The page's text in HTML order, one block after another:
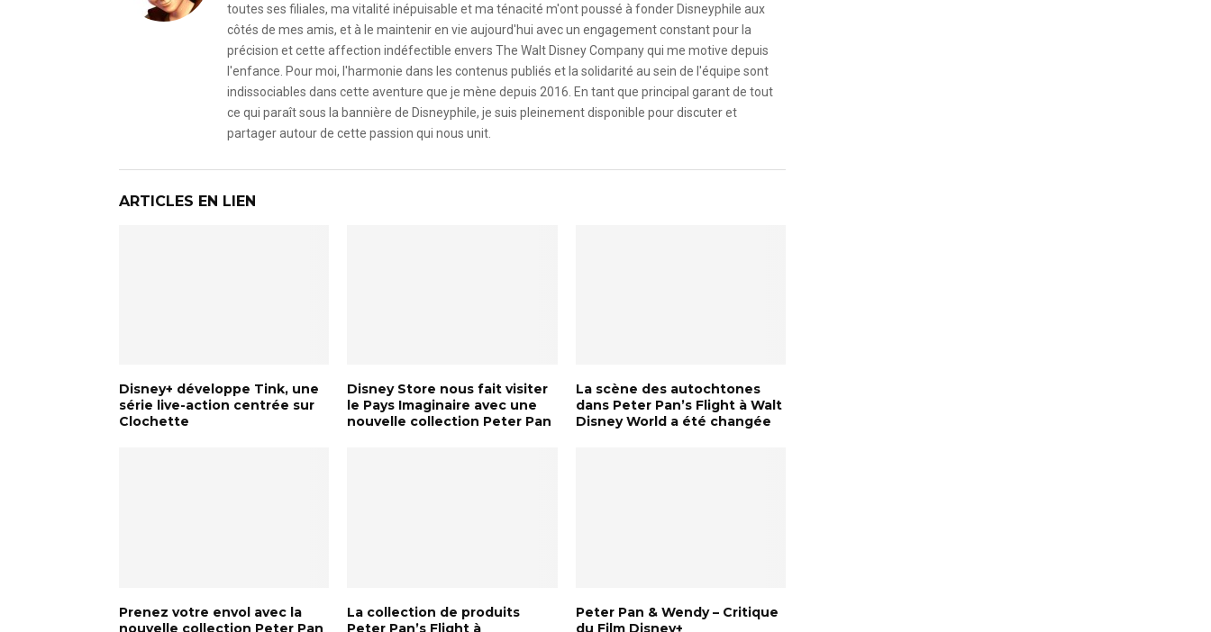
toutes ses filiales, ma vitalité inépuisable et ma ténacité m'ont poussé à fonder Disneyphile aux
côtés de mes amis, et à le maintenir en vie aujourd'hui avec un engagement constant pour la
précision et cette affection indéfectible envers The Walt Disney Company qui me motive depuis
l'enfance. Pour moi, l'harmonie dans les contenus publiés et la solidarité au sein de l'équipe sont
indissociables dans cette aventure que je mène depuis 2016. En tant que principal garant de tout
ce qui paraît sous la bannière de Disneyphile, je suis pleinement disponible pour discuter et
partager autour de cette passion qui nous unit.
ARTICLES EN LIEN
Disney+ développe Tink, une
série live-action centrée sur
Clochette
Disney Store nous fait visiter
le Pays Imaginaire avec une
nouvelle collection Peter Pan
La scène des autochtones
dans Peter Pan’s Flight à Walt
Disney World a été changée
Prenez votre envol avec la
nouvelle collection Peter Pan
La collection de produits
Peter Pan’s Flight à
Peter Pan & Wendy – Critique
du Film Disney+